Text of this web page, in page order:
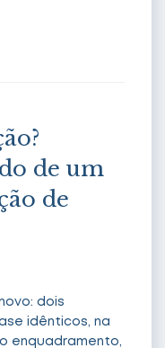
de um
de
dois
idênticos, na
enquadramento,